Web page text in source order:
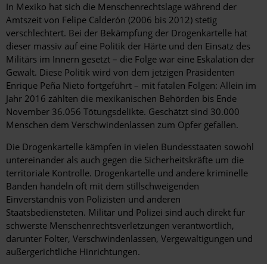
In Mexiko hat sich die Menschenrechtslage während der
Amtszeit von Felipe Calderón (2006 bis 2012) stetig
verschlechtert. Bei der Bekämpfung der Drogenkartelle hat
dieser massiv auf eine Politik der Härte und den Einsatz des
Militärs im Innern gesetzt – die Folge war eine Eskalation der
Gewalt. Diese Politik wird von dem jetzigen Präsidenten
Enrique Peña Nieto fortgeführt – mit fatalen Folgen: Allein im
Jahr 2016 zählten die mexikanischen Behörden bis Ende
November 36.056 Tötungsdelikte. Geschätzt sind 30.000
Menschen dem Verschwindenlassen zum Opfer gefallen.
Die Drogenkartelle kämpfen in vielen Bundesstaaten sowohl
untereinander als auch gegen die Sicherheitskräfte um die
territoriale Kontrolle. Drogenkartelle und andere kriminelle
Banden handeln oft mit dem stillschweigenden
Einverständnis von Polizisten und anderen
Staatsbediensteten. Militär und Polizei sind auch direkt für
schwerste Menschenrechtsverletzungen verantwortlich,
darunter Folter, Verschwindenlassen, Vergewaltigungen und
außergerichtliche Hinrichtungen.